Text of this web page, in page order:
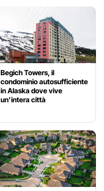
Begich Towers, il
condominio autosufficiente
in Alaska dove vive
un’intera città